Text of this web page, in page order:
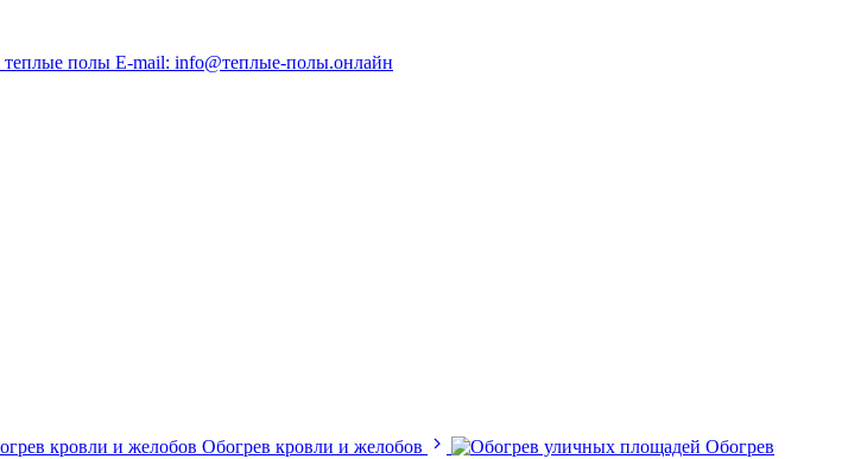
E-mail: info@теплые-полы.онлайн
Обогрев кровли и желобов
Обогрев